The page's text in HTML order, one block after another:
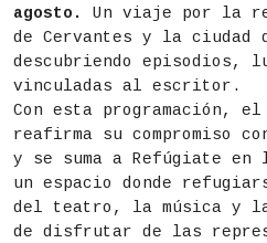
agosto.
Un viaje por la
de Cervantes y la ciudad
descubriendo episodios,
vinculadas al escritor.
Con esta programación, el
reafirma su compromiso
y se suma a Refúgiate
un espacio donde
del teatro, la música y
de disfrutar de las